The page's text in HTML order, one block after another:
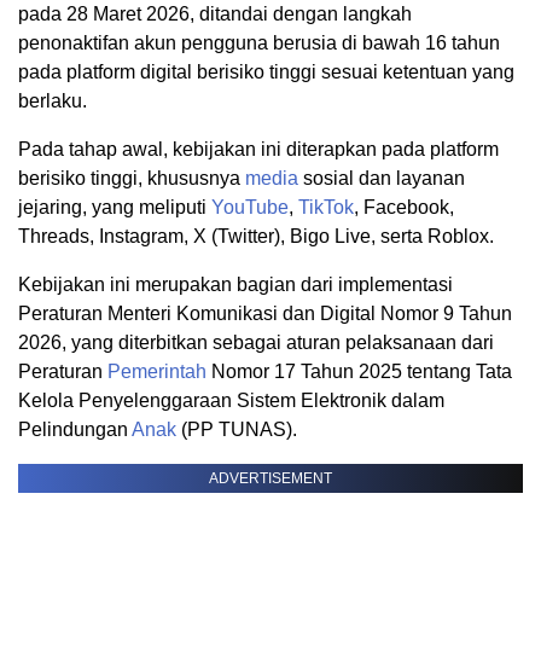
pada 28 Maret 2026, ditandai dengan langkah
penonaktifan akun pengguna berusia di bawah 16 tahun
pada platform digital berisiko tinggi sesuai ketentuan yang
berlaku.
Pada tahap awal, kebijakan ini diterapkan pada platform
berisiko tinggi, khususnya media sosial dan layanan
jejaring, yang meliputi YouTube, TikTok, Facebook,
Threads, Instagram, X (Twitter), Bigo Live, serta Roblox.
Kebijakan ini merupakan bagian dari implementasi
Peraturan Menteri Komunikasi dan Digital Nomor 9 Tahun
2026, yang diterbitkan sebagai aturan pelaksanaan dari
Peraturan Pemerintah Nomor 17 Tahun 2025 tentang Tata
Kelola Penyelenggaraan Sistem Elektronik dalam
Pelindungan Anak (PP TUNAS).
ADVERTISEMENT